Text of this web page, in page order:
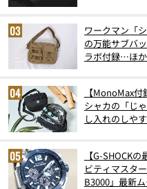
ワークマン「
の万能サブバ
ラボ付録…ほ
【MonoMax
シャカの「じ
し入れのしや
【G-SHOCK
ビティマスタ
B3000」最新